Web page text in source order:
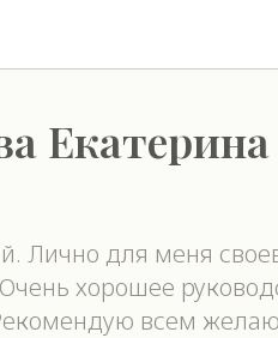
Екатерина
Лично для меня
хорошее
всем